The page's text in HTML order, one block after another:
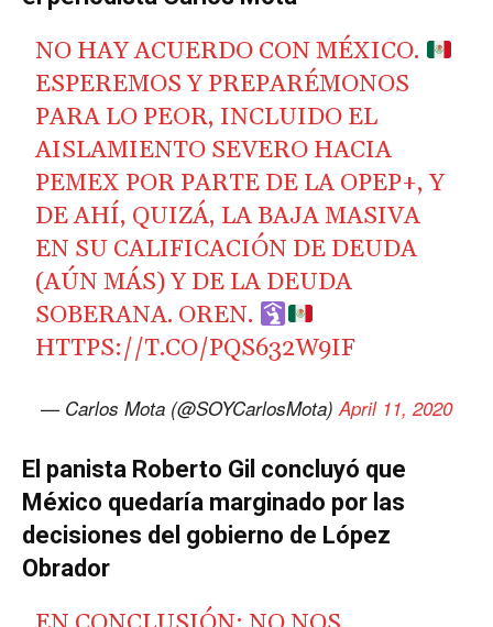
NO HAY ACUERDO CON MÉXICO.
ESPEREMOS Y PREPARÉMONOS
PARA LO PEOR, INCLUIDO EL
AISLAMIENTO SEVERO HACIA
PEMEX POR PARTE DE LA OPEP+, Y
DE AHÍ, QUIZÁ, LA BAJA MASIVA
EN SU CALIFICACIÓN DE DEUDA
(AÚN MÁS) Y DE LA DEUDA
SOBERANA. OREN.
HTTPS://T.CO/PQS632W9IF
— Carlos Mota (@SOYCarlosMota)April 11, 2020
El panista Roberto Gil concluyó que
México quedaría marginado por las
decisiones del gobierno de López
Obrador